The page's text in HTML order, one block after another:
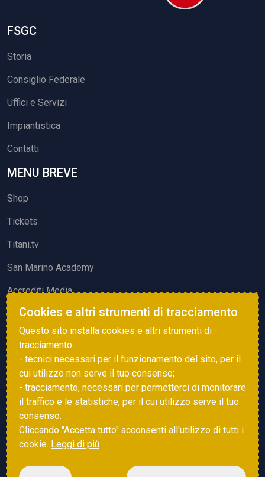
FSGC
Storia
Consiglio Federale
Uffici e Servizi
Impiantistica
Contatti
MENU BREVE
Shop
Tickets
Titani.tv
San Marino Academy
Accrediti Media
ATTIVITÀ ED EVENTI
Squadre di Calcio
Associazione Sammarinese Arbitri
Vota gol e parata
Copyright © 2025 FSGC. Tutti i diritti riservati
Cookies e altri strumenti di tracciamento
Questo sito installa cookies e altri strumenti di
tracciamento:
- tecnici necessari per il funzionamento del sito, per il
cui utilizzo non serve il tuo consenso;
- tracciamento, necessari per permetterci di monitorare
il traffico e le statistiche, per il cui utilizzo serve il tuo
consenso.
Cliccando "Accetta tutto" acconsenti all'utilizzo di tutti i
cookie. Leggi di più